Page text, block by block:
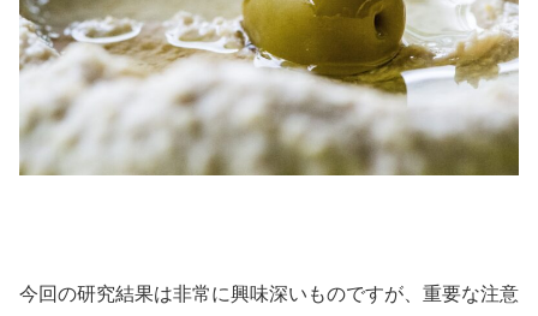
今回の研究結果は非常に興味深いものですが、重要な注意